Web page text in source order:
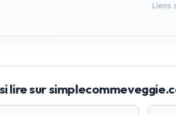
Liens
lire sur